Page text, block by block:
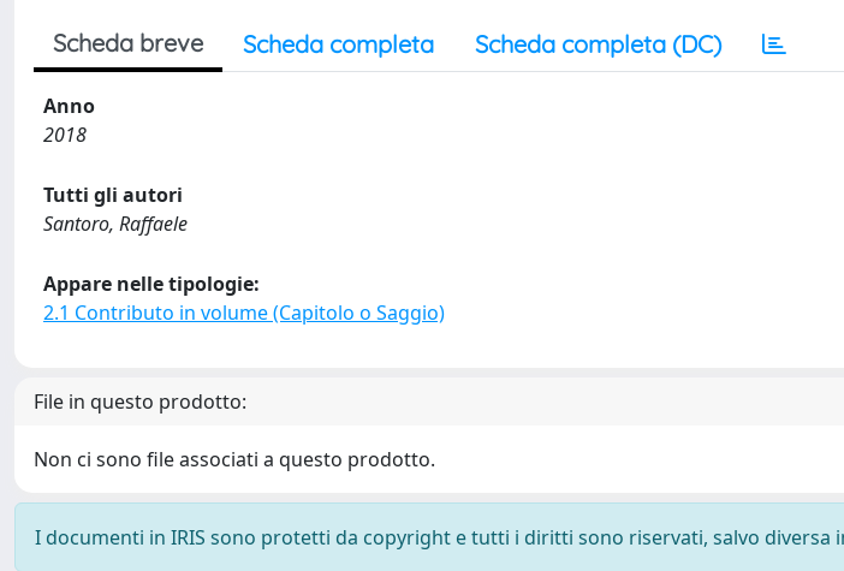
Scheda breve Scheda completa Scheda completa (DC)
Anno
2018
Tutti gli autori
Santoro, Raffaele
Appare nelle tipologie:
2.1 Contributo in volume (Capitolo o Saggio)
File in questo prodotto:
Non ci sono file associati a questo prodotto.
I documenti in IRIS sono protetti da copyright e tutti i diritti sono riservati, salvo diversa